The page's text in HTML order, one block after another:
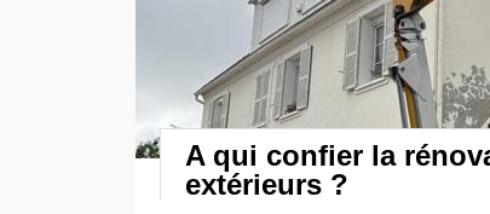
A qui confier la
extérieurs ?